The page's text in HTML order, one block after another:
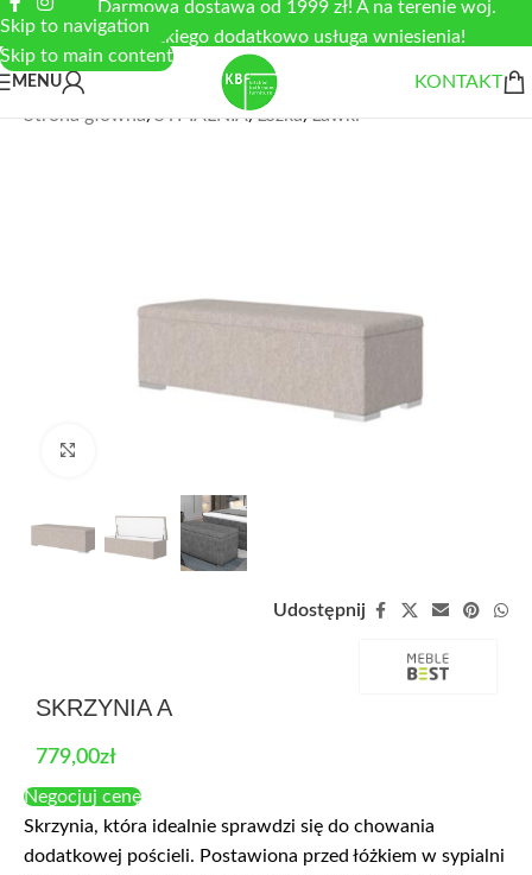
Skip to navigation
Skip to main content
Darmowa dostawa od 1999 zł! A na terenie woj.
łódzkiego dodatkowo usługa wniesienia!
MENU
KONTAKT
Strona główna/ SYPIALNIA/Łóżka/ Ławki
Udostępnij
SKRZYNIA A
779,00zł
Negocjuj cenę
Skrzynia, która idealnie sprawdzi się do chowania
dodatkowej pościeli. Postawiona przed łóżkiem w sypialni